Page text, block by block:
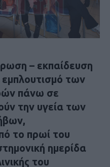
– εκπαίδευση
των
πάνω σε
την υγεία των
το πρωί του
ημερίδα
του